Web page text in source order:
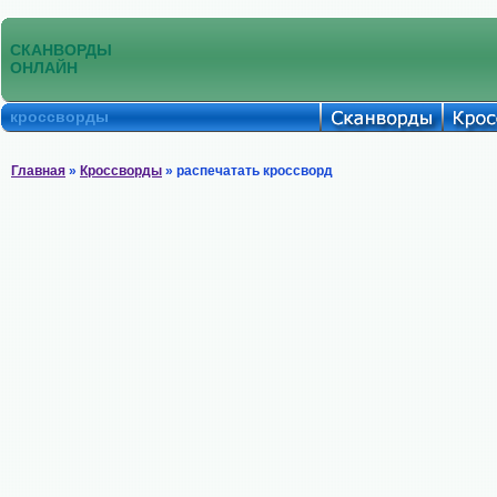
СКАНВОРДЫ
ОНЛАЙН
кроссворды
Главная » Кроссворды » распечатать кроссворд